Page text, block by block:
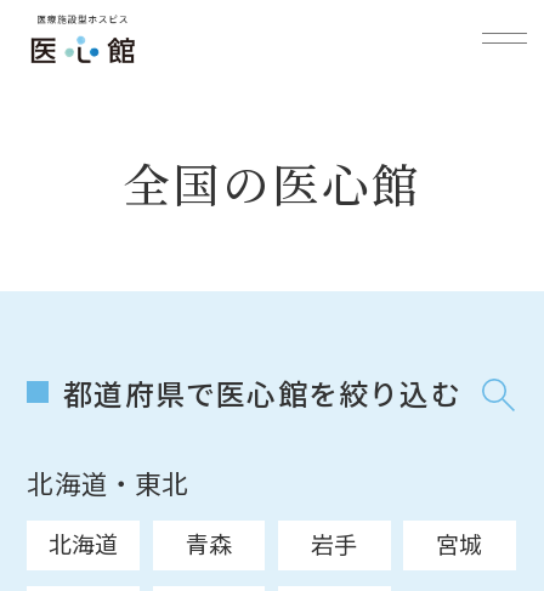
全国の医心館
都道府県で医心館を絞り込む
北海道・東北
北海道 青森 岩手
宮城